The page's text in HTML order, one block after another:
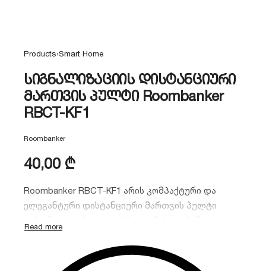
Products›Smart Home
სიგნალიზაციის დისტანციური
მართვის პულტი Roombanker
RBCT-KF1
Roombanker
40,00 ₾
Roombanker RBCT-KF1 არის კომპაქტური და
ელეგანტური დისტანციური მართვის პულტი
გაააქტიუროთ ან გამორთოთ სიგნალიზაცია,
გამოიძახოთ დახმარება SOS ღილაკით და